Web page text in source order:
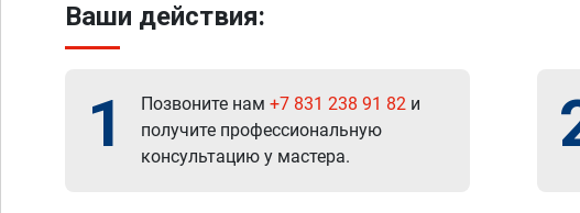
Ваши действия:
1 Позвоните нам +7 831 238 91 82 и
получите профессиональную
консультацию у мастера.